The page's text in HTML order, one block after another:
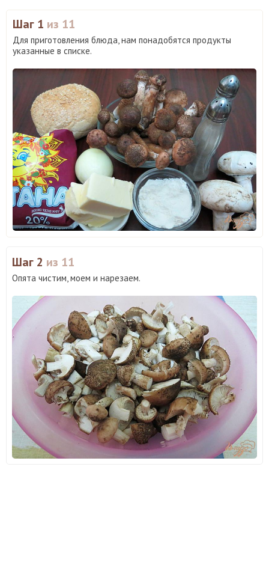
Шаг 1 из 11
Для приготовления блюда, нам понадобятся продукты
указанные в списке.
Шаг 2 из 11
Опята чистим, моем и нарезаем.